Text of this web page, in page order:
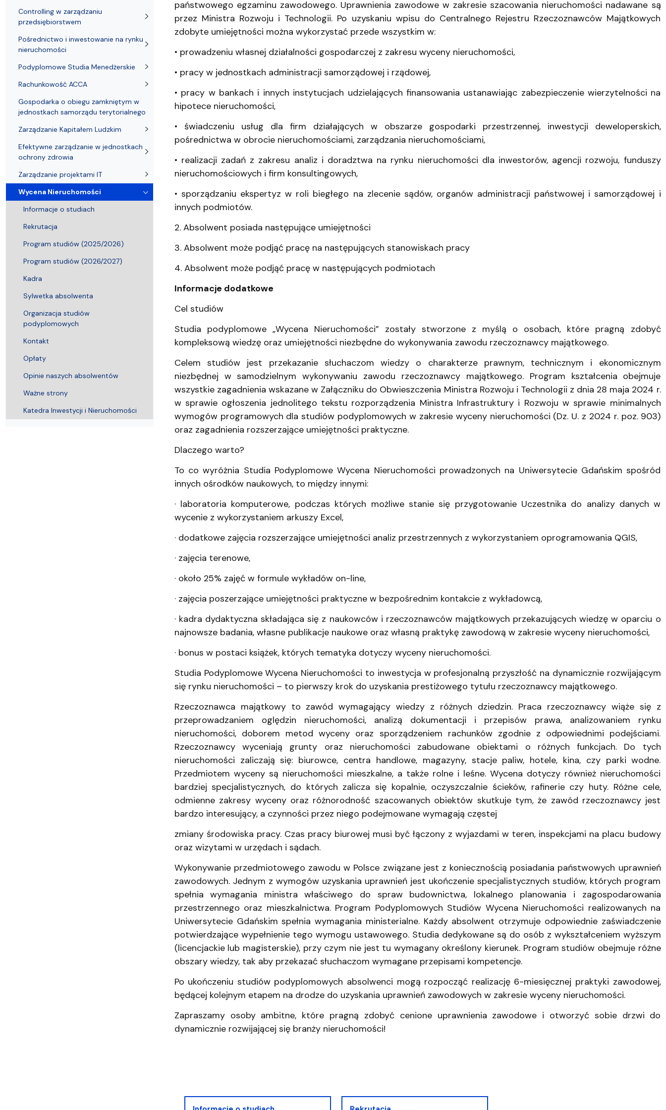
państwowego egzaminu zawodowego. Uprawnienia zawodowe w zakresie szacowania nieruchomości nadawane są
przez Ministra Rozwoju i Technologii. Po uzyskaniu wpisu do Centralnego Rejestru Rzeczoznawców Majątkowych
zdobyte umiejętności można wykorzystać przede wszystkim w:
• prowadzeniu własnej działalności gospodarczej z zakresu wyceny nieruchomości,
• pracy w jednostkach administracji samorządowej i rządowej,
• pracy w bankach i innych instytucjach udzielających finansowania ustanawiając zabezpieczenie wierzytelności na
hipotece nieruchomości,
• świadczeniu usług dla firm działających w obszarze gospodarki przestrzennej, inwestycji deweloperskich,
pośrednictwa w obrocie nieruchomościami, zarządzania nieruchomościami,
• realizacji zadań z zakresu analiz i doradztwa na rynku nieruchomości dla inwestorów, agencji rozwoju, funduszy
nieruchomościowych i firm konsultingowych,
• sporządzaniu ekspertyz w roli biegłego na zlecenie sądów, organów administracji państwowej i samorządowej i
innych podmiotów.
2. Absolwent posiada następujące umiejętności
3. Absolwent może podjąć pracę na następujących stanowiskach pracy
4. Absolwent może podjąć pracę w następujących podmiotach
Informacje dodatkowe
Cel studiów
Studia podyplomowe „Wycena Nieruchomości” zostały stworzone z myślą o osobach, które pragną zdobyć
kompleksową wiedzę oraz umiejętności niezbędne do wykonywania zawodu rzeczoznawcy majątkowego.
Celem studiów jest przekazanie słuchaczom wiedzy o charakterze prawnym, technicznym i ekonomicznym
niezbędnej w samodzielnym wykonywaniu zawodu rzeczoznawcy majątkowego. Program kształcenia obejmuje
wszystkie zagadnienia wskazane w Załączniku do Obwieszczenia Ministra Rozwoju i Technologii z dnia 28 maja 2024 r.
w sprawie ogłoszenia jednolitego tekstu rozporządzenia Ministra Infrastruktury i Rozwoju w sprawie minimalnych
wymogów programowych dla studiów podyplomowych w zakresie wyceny nieruchomości (Dz. U. z 2024 r. poz. 903)
oraz zagadnienia rozszerzające umiejętności praktyczne.
Dlaczego warto?
To co wyróżnia Studia Podyplomowe Wycena Nieruchomości prowadzonych na Uniwersytecie Gdańskim spośród
innych ośrodków naukowych, to między innymi:
· laboratoria komputerowe, podczas których możliwe stanie się przygotowanie Uczestnika do analizy danych w
wycenie z wykorzystaniem arkuszy Excel,
· dodatkowe zajęcia rozszerzające umiejętności analiz przestrzennych z wykorzystaniem oprogramowania QGIS,
· zajęcia terenowe,
· około 25% zajęć w formule wykładów on-line,
· zajęcia poszerzające umiejętności praktyczne w bezpośrednim kontakcie z wykładowcą,
· kadra dydaktyczna składająca się z naukowców i rzeczoznawców majątkowych przekazujących wiedzę w oparciu o
najnowsze badania, własne publikacje naukowe oraz własną praktykę zawodową w zakresie wyceny nieruchomości,
· bonus w postaci książek, których tematyka dotyczy wyceny nieruchomości.
Studia Podyplomowe Wycena Nieruchomości to inwestycja w profesjonalną przyszłość na dynamicznie rozwijającym
się rynku nieruchomości – to pierwszy krok do uzyskania prestiżowego tytułu rzeczoznawcy majątkowego.
Rzeczoznawca majątkowy to zawód wymagający wiedzy z różnych dziedzin. Praca rzeczoznawcy wiąże się z
przeprowadzaniem oględzin nieruchomości, analizą dokumentacji i przepisów prawa, analizowaniem rynku
nieruchomości, doborem metod wyceny oraz sporządzeniem rachunków zgodnie z odpowiednimi podejściami.
Rzeczoznawcy wyceniają grunty oraz nieruchomości zabudowane obiektami o różnych funkcjach. Do tych
nieruchomości zaliczają się: biurowce, centra handlowe, magazyny, stacje paliw, hotele, kina, czy parki wodne.
Przedmiotem wyceny są nieruchomości mieszkalne, a także rolne i leśne. Wycena dotyczy również nieruchomości
bardziej specjalistycznych, do których zalicza się kopalnie, oczyszczalnie ścieków, rafinerie czy huty. Różne cele,
odmienne zakresy wyceny oraz różnorodność szacowanych obiektów skutkuje tym, że zawód rzeczoznawcy jest
bardzo interesujący, a czynności przez niego podejmowane wymagają częstej
zmiany środowiska pracy. Czas pracy biurowej musi być łączony z wyjazdami w teren, inspekcjami na placu budowy
oraz wizytami w urzędach i sądach.
Wykonywanie przedmiotowego zawodu w Polsce związane jest z koniecznością posiadania państwowych uprawnień
zawodowych. Jednym z wymogów uzyskania uprawnień jest ukończenie specjalistycznych studiów, których program
spełnia wymagania ministra właściwego do spraw budownictwa, lokalnego planowania i zagospodarowania
przestrzennego oraz mieszkalnictwa. Program Podyplomowych Studiów Wycena Nieruchomości realizowanych na
Uniwersytecie Gdańskim spełnia wymagania ministerialne. Każdy absolwent otrzymuje odpowiednie zaświadczenie
potwierdzające wypełnienie tego wymogu ustawowego. Studia dedykowane są do osób z wykształceniem wyższym
(licencjackie lub magisterskie), przy czym nie jest tu wymagany określony kierunek. Program studiów obejmuje różne
obszary wiedzy, tak aby przekazać słuchaczom wymagane przepisami kompetencje.
Po ukończeniu studiów podyplomowych absolwenci mogą rozpocząć realizację 6-miesięcznej praktyki zawodowej,
będącej kolejnym etapem na drodze do uzyskania uprawnień zawodowych w zakresie wyceny nieruchomości.
Zapraszamy osoby ambitne, które pragną zdobyć cenione uprawnienia zawodowe i otworzyć sobie drzwi do
dynamicznie rozwijającej się branży nieruchomości!
Controlling w zarządzaniu
przedsiębiorstwem
Pośrednictwo i inwestowanie na rynku
nieruchomości
Podyplomowe Studia Menedżerskie
Rachunkowość ACCA
Gospodarka o obiegu zamkniętym w
jednostkach samorządu terytorialnego
Zarządzanie Kapitałem Ludzkim
Efektywne zarządzanie w jednostkach
ochrony zdrowia
Zarządzanie projektami IT
Wycena Nieruchomości
Informacje o studiach
Rekrutacja
Program studiów (2025/2026)
Program studiów (2026/2027)
Kadra
Sylwetka absolwenta
Organizacja studiów
podyplomowych
Kontakt
Opłaty
Opinie naszych absolwentów
Ważne strony
Katedra Inwestycji i Nieruchomości